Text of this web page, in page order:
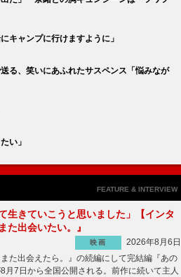
キャンプに行けますように」
る、笑いにあふれたサスペンス「悩みなが
い」
FEATURE & INTERVIEW
生きていこうと思いました」【インタ
た出会いたい。』
映画
2026年8月6日
た出会えたら。』の続編にして完結編『あの
7日から全国公開される。前作に続いて主人